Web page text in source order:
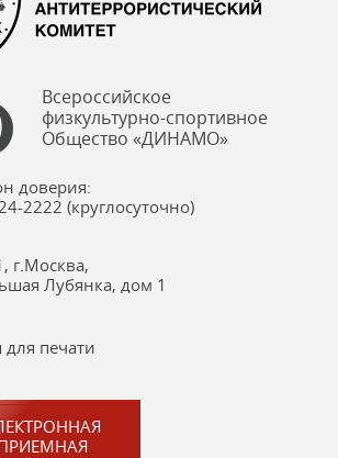
Всероссийское
физкультурно-спортивное
Общество «ДИНАМО»
доверия:
2222 (круглосуточно)
г.Москва,
Лубянка, дом 1
для печати